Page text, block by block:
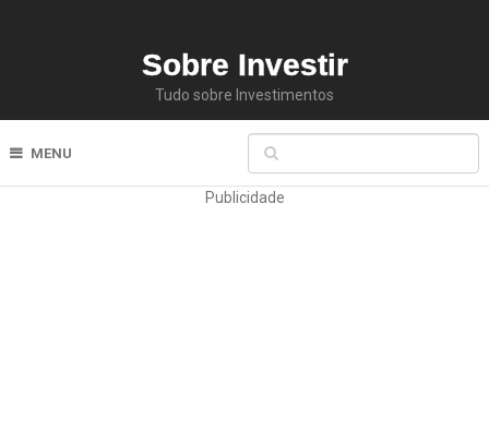
Sobre Investir
Tudo sobre Investimentos
MENU
Publicidade